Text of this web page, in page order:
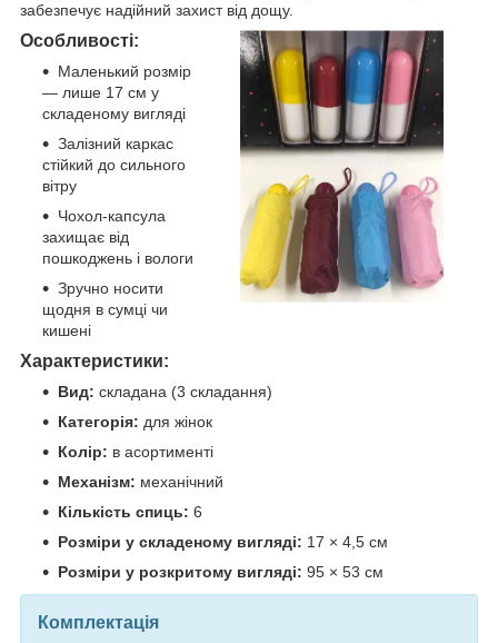
забезпечує надійний захист від дощу.
Особливості:
Маленький розмір
— лише 17 см у
складеному вигляді
Залізний каркас
стійкий до сильного
вітру
Чохол-капсула
захищає від
пошкоджень і вологи
Зручно носити
щодня в сумці чи
кишені
Характеристики:
Вид: складана (3 складання)
Категорія: для жінок
Колір: в асортименті
Механізм: механічний
Кількість спиць: 6
Розміри у складеному вигляді: 17 × 4,5 см
Розміри у розкритому вигляді: 95 × 53 см
Комплектація